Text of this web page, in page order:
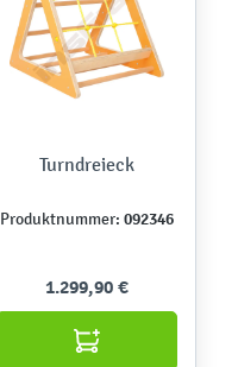
Turndreieck
Produktnummer: 092346
1.299,90 €